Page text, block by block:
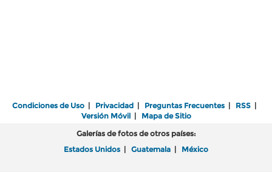
Condiciones de Uso | Privacidad | Preguntas Frecuentes | RSS |
Versión Móvil| Mapa de Sitio
Galerías de fotos de otros países:
Estados Unidos | Guatemala | México